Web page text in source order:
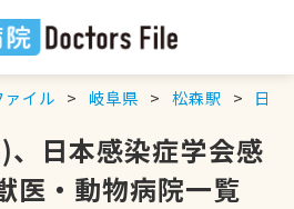
ァイル 岐阜県 松森駅 日本
日本感染症学会感
医・動物病院一覧